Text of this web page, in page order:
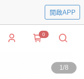
開啟APP
0
1/8